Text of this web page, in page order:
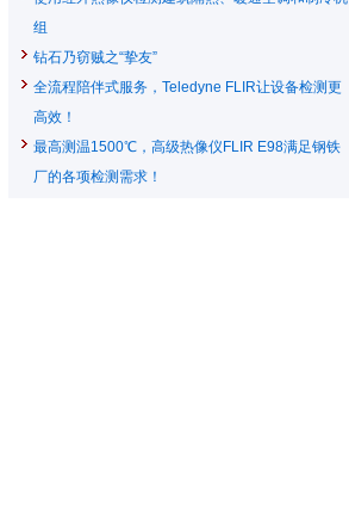
组
钻石乃窃贼之“挚友”
全流程陪伴式服务，Teledyne FLIR让设备检测更
高效！
最高测温1500℃，高级热像仪FLIR E98满足钢铁
厂的各项检测需求！